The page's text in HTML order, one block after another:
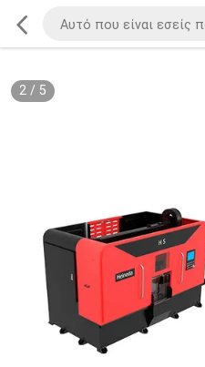
2/ 5